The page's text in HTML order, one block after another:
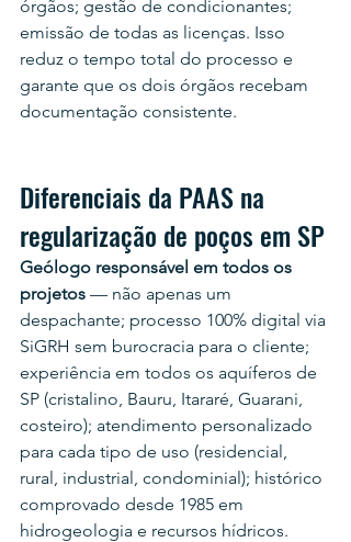
órgãos; gestão de condicionantes;
emissão de todas as licenças. Isso
reduz o tempo total do processo e
garante que os dois órgãos recebam
documentação consistente.
Diferenciais da PAAS na
regularização de poços em SP
Geólogo responsável em todos os
projetos — não apenas um
despachante; processo 100% digital via
SiGRH sem burocracia para o cliente;
experiência em todos os aquíferos de
SP (cristalino, Bauru, Itararé, Guarani,
costeiro); atendimento personalizado
para cada tipo de uso (residencial,
rural, industrial, condominial); histórico
comprovado desde 1985 em
hidrogeologia e recursos hídricos.